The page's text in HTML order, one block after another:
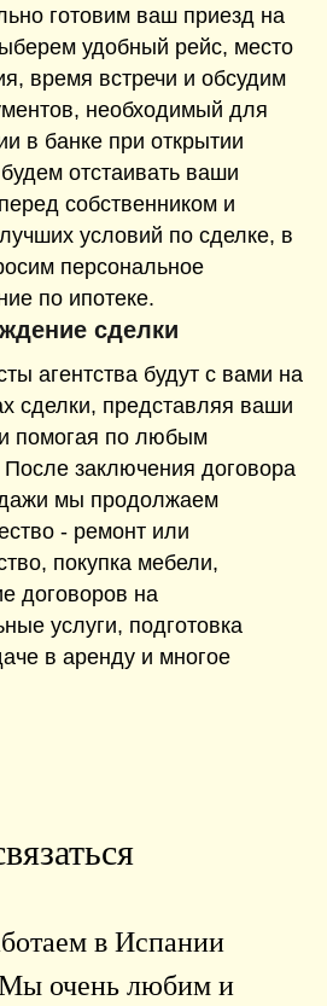
готовим ваш приезд на
удобный рейс, место
время встречи и обсудим
необходимый для
в банке при открытии
отстаивать ваши
собственником и
условий по сделке, в
персональное
по ипотеке.
сделки
агентства будут с вами на
сделки, представляя ваши
помогая по любым
заключения договора
мы продолжаем
- ремонт или
покупка мебели,
договоров на
услуги, подготовка
в аренду и многое
в Испании
Мы очень любим и